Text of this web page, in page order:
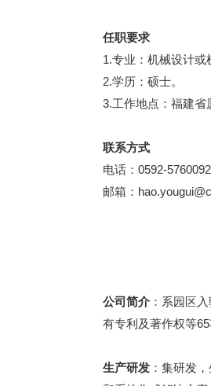
任职要求
1.专业：机械设计
2.学历：硕士。
3.工作地点：福建省
联系方式
电话：0592-5760092
邮箱：
公司简介 ：系园区
有专利及著作权等
生产研发 ：集研发